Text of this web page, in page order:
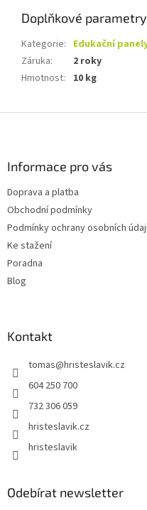
Doplňkové parametry
Kategorie: Edukační
Záruka:
2 roky
Hmotnost: 10 kg
Informace pro vás
Doprava a platba
Obchodní podmínky
Podmínky ochrany osobních
Ke stažení
Poradna
Blog
Kontakt
tomas@hristeslavik.cz
604 250 700
732 306 059
hristeslavik.cz
hristeslavik
Odebírat newsletter